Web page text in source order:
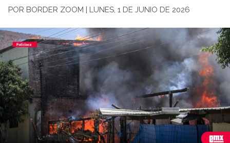
POR BORDER ZOOM | LUNES, 1 DE JUNIO DE 2026